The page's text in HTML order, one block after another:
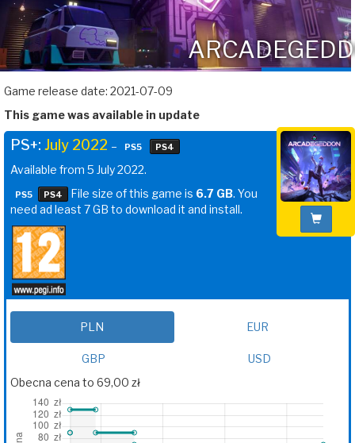
Game release date: 2021-07-09
This game was available in update
PS+: July 2022 – PS5 PS4
Available from 5 July 2022.
PS5 PS4 File size of this game is 6.7 GB. You
need ad least 7 GB to download it and install.
PLN EUR
GBP
USD
Obecna cena to 69,00 zł